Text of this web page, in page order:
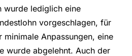
wurde lediglich eine
vorgeschlagen, für
Anpassungen, eine
wurde abgelehnt. Auch der